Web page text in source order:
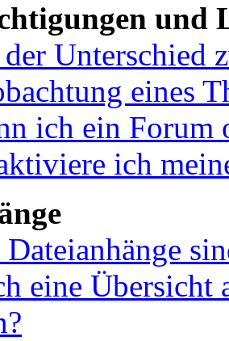
und
Unterschied
eines
ich ein Forum
ich
eine Übersicht